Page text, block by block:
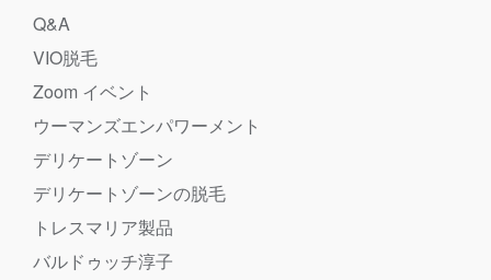
Q&A
VIO脱毛
Zoom イベント
ウーマンズエンパワーメント
デリケートゾーン
デリケートゾーンの脱毛
トレスマリア製品
バルドゥッチ淳子